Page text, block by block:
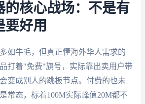
的核心战场：不是有
要好用
如牛毛，但真正懂海外华人需求的
打着"免费"旗号，实际靠出卖用户带
变成别人的跳板节点。付费的也未
常态，标着100M实际峰值20M都不